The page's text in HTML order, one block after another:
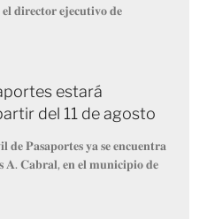
𝐝𝐢𝐫𝐞𝐜𝐭𝐨𝐫 𝐞𝐣𝐞𝐜𝐮𝐭𝐢𝐯𝐨 𝐝𝐞
estará
del 11 de agosto
𝐏𝐚𝐬𝐚𝐩𝐨𝐫𝐭𝐞𝐬 𝐲𝐚 𝐬𝐞 𝐞𝐧𝐜𝐮𝐞𝐧𝐭𝐫𝐚
𝐀. 𝐂𝐚𝐛𝐫𝐚𝐥, 𝐞𝐧 𝐞𝐥 𝐦𝐮𝐧𝐢𝐜𝐢𝐩𝐢𝐨 𝐝𝐞